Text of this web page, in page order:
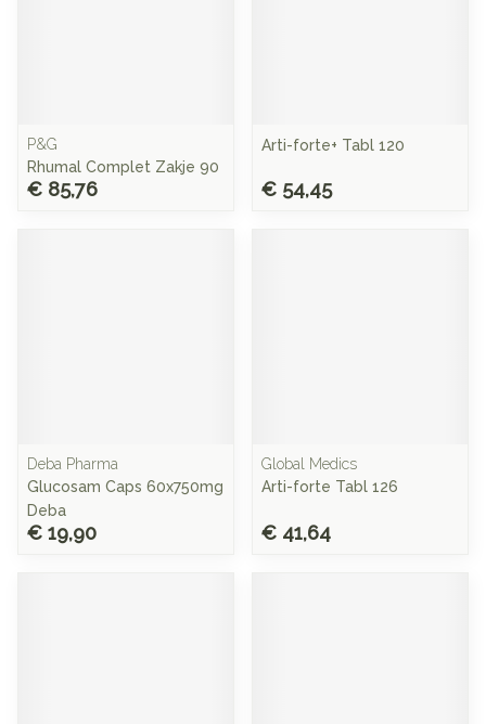
P&G
Rhumal Complet Zakje 90
€ 85,76
Arti-forte+ Tabl 120
€ 54,45
Deba Pharma
Glucosam Caps 60x750mg
Deba
€ 19,90
Global Medics
Arti-forte Tabl 126
€ 41,64